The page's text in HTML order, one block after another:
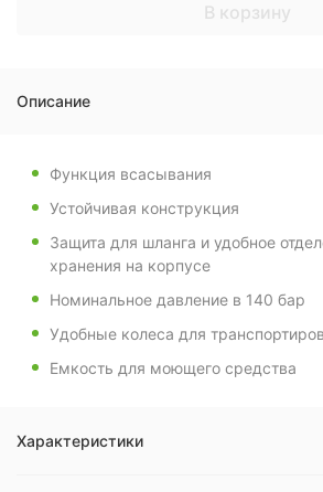
В корзину
Описание
Функция всасывания
Устойчивая конструкция
Защита для шланга и удобное
хранения на корпусе
Номинальное давление в 140 бар
Удобные колеса для
Емкость для моющего средства
Характеристики